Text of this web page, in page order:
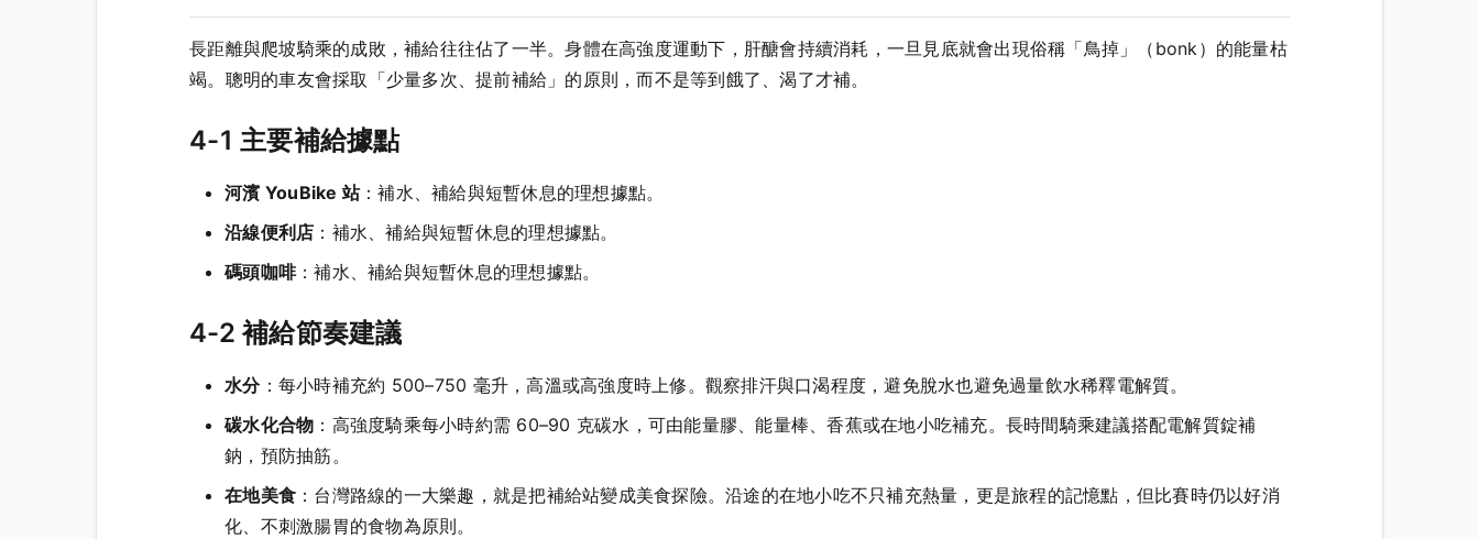
長距離與爬坡騎乘的成敗，補給往往佔了一半。身體在高強度運動下，肝醣會持續消耗，一旦見底就會出現俗稱「鳥掉」（bonk）的能量枯
竭。聰明的車友會採取「少量多次、提前補給」的原則，而不是等到餓了、渴了才補。
4-1 主要補給據點
河濱 YouBike 站：補水、補給與短暫休息的理想據點。
沿線便利店 ：補水、補給與短暫休息的理想據點。
碼頭咖啡：補水、補給與短暫休息的理想據點。
4-2 補給節奏建議
水分：每小時補充約 500–750 毫升，高溫或高強度時上修。觀察排汗與口渴程度，避免脫水也避免過量飲水稀釋電解質。
碳水化合物 ：高強度騎乘每小時約需 60–90 克碳水，可由能量膠、能量棒、香蕉或在地小吃補充。長時間騎乘建議搭配電解質錠補
鈉，預防抽筋。
在地美食 ：台灣路線的一大樂趣，就是把補給站變成美食探險。沿途的在地小吃不只補充熱量，更是旅程的記憶點，但比賽時仍以好消
化、不刺激腸胃的食物為原則。